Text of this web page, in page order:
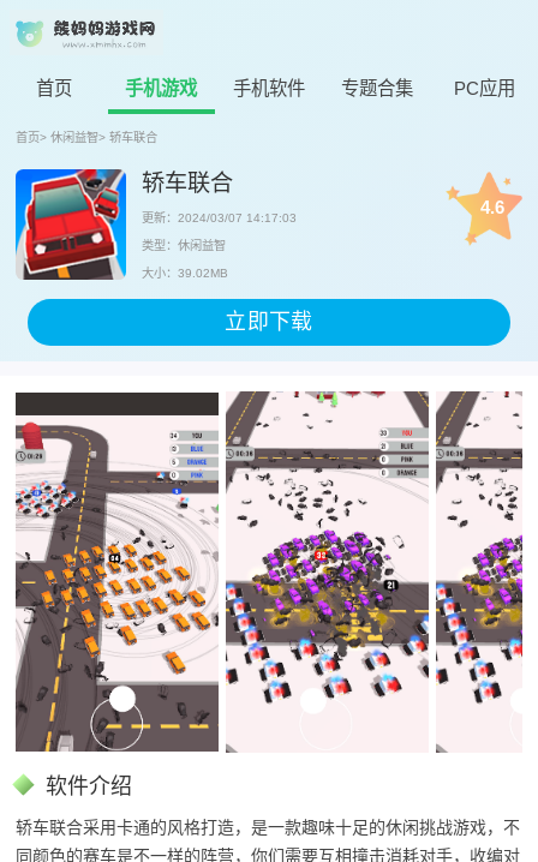
首页 手机游戏 手机软件 专题合集 PC应用
首页> 休闲益智> 轿车联合
轿车联合
更新：2024/03/07 14:17:03
类型：休闲益智
大小：39.02MB
4.6
立即下载
软件介绍
轿车联合采用卡通的风格打造，是一款趣味十足的休闲挑战游戏，不
同颜色的赛车是不一样的阵营，你们需要互相撞击消耗对手，收编对